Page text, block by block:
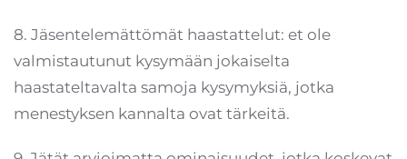
8. Jäsentelemättömät haastattelut: et ole
valmistautunut kysymään jokaiselta
haastateltavalta samoja kysymyksiä, jotka
menestyksen kannalta ovat tärkeitä.